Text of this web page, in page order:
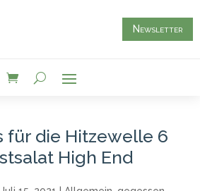
Newsletter
für die Hitzewelle 6
High End